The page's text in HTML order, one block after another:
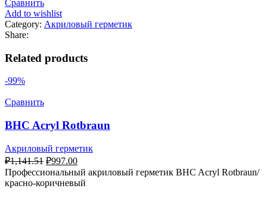
quantity
Сравнить
Add to wishlist
Category: Акриловый герметик
Share:
Related products
-99%
Сравнить
BHC Acryl Rotbraun
Акриловый герметик
₽1,141.51 ₽997.00
Профессиональный акриловый герметик BHC Acryl Rotbraun/
красно-коричневый